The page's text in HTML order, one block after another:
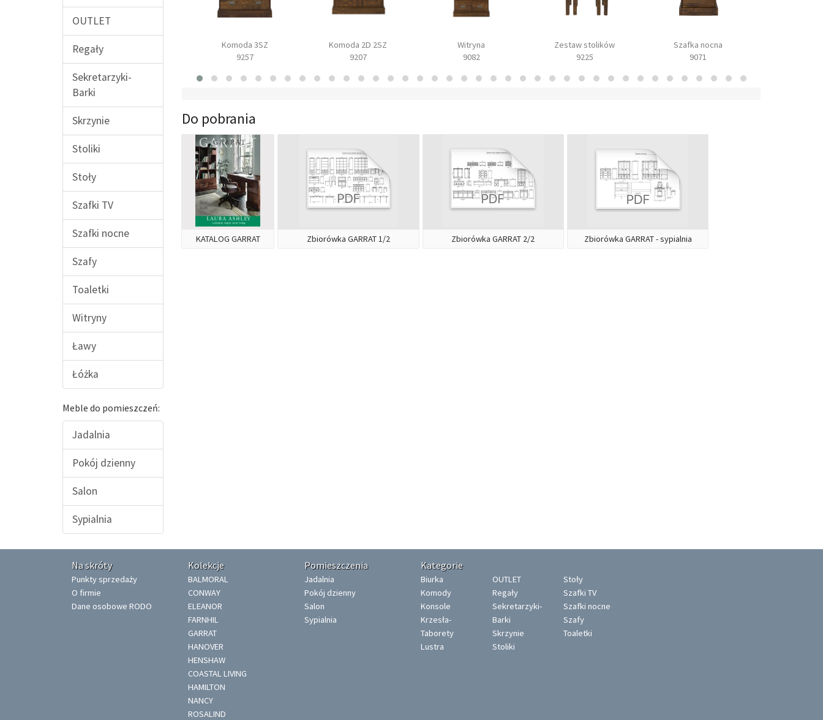
OUTLET
Regały
Sekretarzyki-
Barki
Skrzynie
Stoliki
Stoły
Szafki TV
Szafki nocne
Szafy
Toaletki
Witryny
Ławy
Łóżka
Meble do pomieszczeń:
Jadalnia
Pokój dzienny
Salon
Sypialnia
Komoda 3SZ
9257
Komoda 2D 2SZ
9207
Witryna
9082
Zestaw stolików
9225
Szafka nocna
9071
Do pobrania
KATALOG GARRAT Zbiorówka GARRAT 1/2 Zbiorówka GARRAT 2/2 Zbiorówka GARRAT - sypialnia
Na skróty
Punkty sprzedaży
O firmie
Dane osobowe RODO
Kolekcje
BALMORAL
CONWAY
ELEANOR
FARNHIL
GARRAT
HANOVER
HENSHAW
COASTAL LIVING
HAMILTON
NANCY
ROSALIND
Pomieszczenia
Jadalnia
Pokój dzienny
Salon
Sypialnia
Kategorie
Biurka
Komody
Konsole
Krzesła-
Taborety
Lustra
OUTLET
Regały
Sekretarzyki-
Barki
Skrzynie
Stoliki
Stoły
Szafki TV
Szafki nocne
Szafy
Toaletki